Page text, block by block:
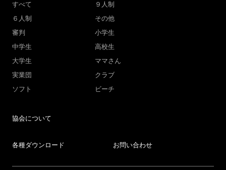
すべて
９人制
６人制
その他
審判
小学生
中学生
高校生
大学生
ママさん
実業団
クラブ
ソフト
ビーチ
協会について
各種ダウンロード お問い合わせ